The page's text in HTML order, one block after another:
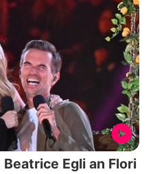
Egli an Flori